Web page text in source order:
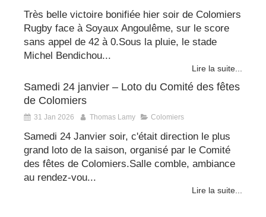
Très belle victoire bonifiée hier soir de Colomiers
Rugby face à Soyaux Angoulême, sur le score
sans appel de 42 à 0.Sous la pluie, le stade
Michel Bendichou...
Lire la suite...
Samedi 24 janvier – Loto du Comité des fêtes
de Colomiers
31 Jan 2026 Thomas Lamy Colomiers
Samedi 24 Janvier soir, c'était direction le plus
grand loto de la saison, organisé par le Comité
des fêtes de Colomiers.Salle comble, ambiance
au rendez-vou...
Lire la suite...